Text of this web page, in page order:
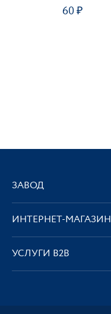
60
ЗАВОД
ИНТЕРНЕТ-МАГАЗИН
УСЛУГИ В2В